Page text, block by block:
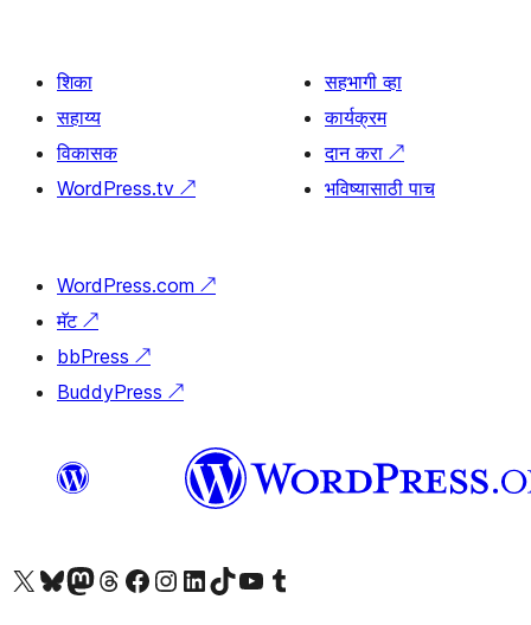
शिका
सहाय्य
विकासक
WordPress.tv ↗
सहभागी व्हा
कार्यक्रम
दान करा ↗
भविष्यासाठी पाच
WordPress.com ↗
मॅट ↗
bbPress ↗
BuddyPress ↗
आमच्या X (एक्स) (पूर्वीचे ट्विटर) खात्याला भेट द्या आमच्या ब्लूस्की खात्याला भेट द्या.आमच्या Mastodon खात्याला भेट द्या.आमच्या थ्रेड्स खात्याला भेट द्या. आमच्या फेसबुक पेजला भेट द्या आमच्या इंस्टाग्राम खात्याला भेट द्या आमच्या लिंक्डइन खात्याला भेट द्या आमच्या टिकटॉक अकाउंटला भेट द्या.आमच्या यूट्यूब चॅनेलला भेट द्या आमच्या टंबलर खात्याला भेट द्या.